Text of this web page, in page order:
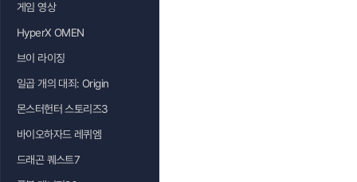
게임 영상
HyperX OMEN
브이 라이징
일곱 개의 대죄: Origin
몬스터헌터 스토리즈3
바이오하자드 레퀴엠
드래곤 퀘스트7